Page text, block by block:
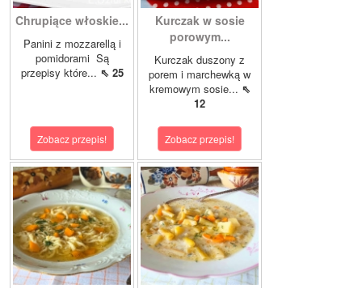
Chrupiące włoskie...
Panini z mozzarellą i
pomidorami Są
przepisy które... ⇖ 25
Zobacz przepis!
Kurczak w sosie
porowym...
Kurczak duszony z
porem i marchewką w
kremowym sosie... ⇖
12
Zobacz przepis!